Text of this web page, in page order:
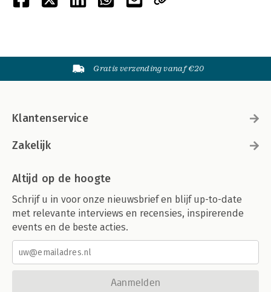
Gratis verzending vanaf €20
Klantenservice
Zakelijk
Altijd op de hoogte
Schrijf u in voor onze nieuwsbrief en blijf up-to-date
met relevante interviews en recensies, inspirerende
events en de beste acties.
Aanmelden